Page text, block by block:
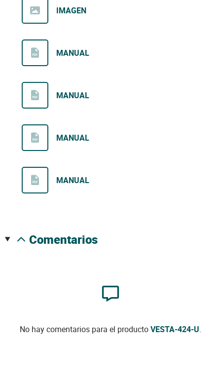
IMAGEN
MANUAL
MANUAL
MANUAL
MANUAL
comentarios
No hay comentarios para el productoVESTA-424-U.